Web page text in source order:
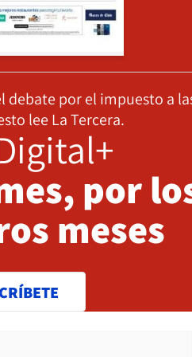
debate por el impuesto a
lee La Tercera.
por
meses